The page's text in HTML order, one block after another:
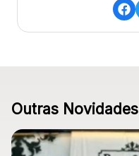
Outras Novidades